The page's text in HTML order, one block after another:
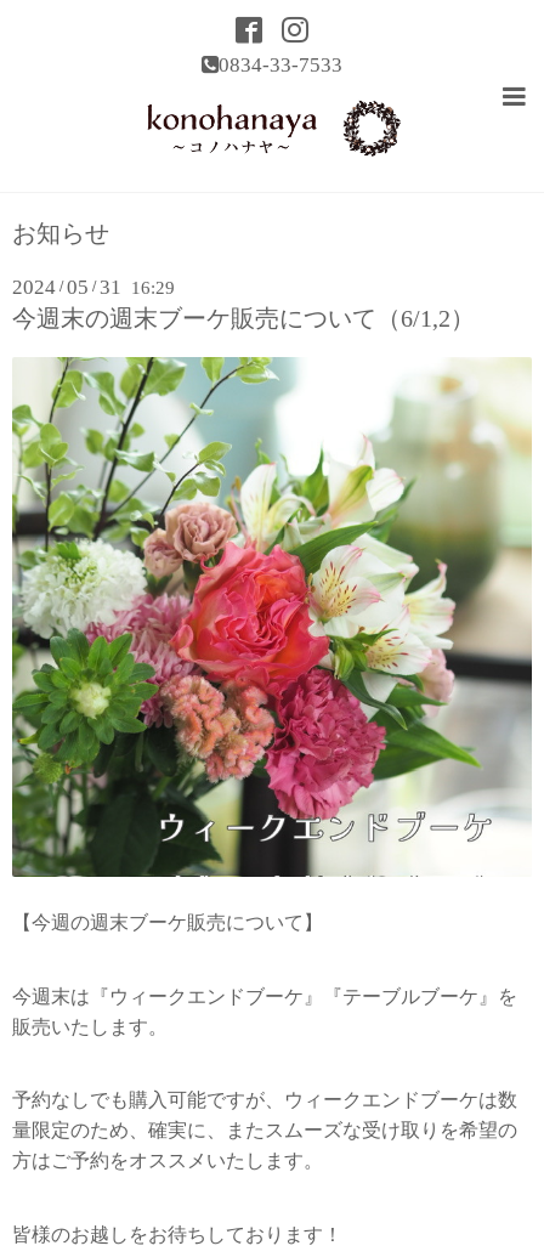
0834-33-7533
お知らせ
2024 /05 /31 16:29
今週末の週末ブーケ販売について（6/1,2）
【今週の週末ブーケ販売について】
今週末は『ウィークエンドブーケ』『テーブルブーケ』を
販売いたします。
予約なしでも購入可能ですが、ウィークエンドブーケは数
量限定のため、確実に、またスムーズな受け取りを希望の
方はご予約をオススメいたします。
皆様のお越しをお待ちしております！